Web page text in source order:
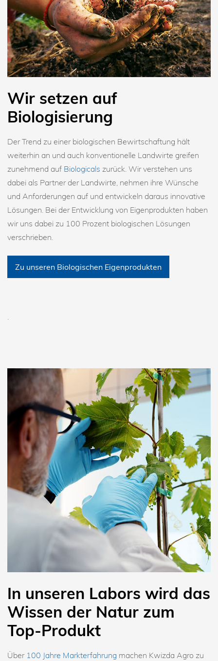
Wir setzen auf
Biologisierung
Der Trend zu einer biologischen Bewirtschaftung hält
weiterhin an und auch konventionelle Landwirte greifen
zunehmend auf Biologicals zurück. Wir verstehen uns
dabei als Partner der Landwirte, nehmen ihre Wünsche
und Anforderungen auf und entwickeln daraus innovative
Lösungen. Bei der Entwicklung von Eigenprodukten haben
wir uns dabei zu 100 Prozent biologischen Lösungen
verschrieben.
Zu unseren Biologischen Eigenprodukten
In unseren Labors wird das
Wissen der Natur zum
Top-Produkt
Über 100 Jahre Markterfahrung machen Kwizda Agro zu